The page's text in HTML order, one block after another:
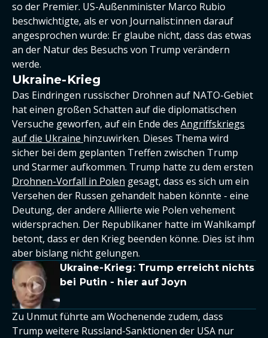
so der Premier. US-Außenminister Marco Rubio
beschwichtigte, als er von Journalist:innen darauf
angesprochen wurde: Er glaube nicht, dass das etwas
an der Natur des Besuchs von Trump verändern
werde.
Ukraine-Krieg
Das Eindringen russischer Drohnen auf NATO-Gebiet
hat einen großen Schatten auf die diplomatischen
Versuche geworfen, auf ein Ende des Angriffskriegs
auf die Ukraine hinzuwirken. Dieses Thema wird
sicher bei dem geplanten Treffen zwischen Trump
und Starmer aufkommen. Trump hatte zu dem ersten
Drohnen-Vorfall in Polen gesagt, dass es sich um ein
Versehen der Russen gehandelt haben könnte - eine
Deutung, der andere Alliierte wie Polen vehement
widersprachen. Der Republikaner hatte im Wahlkampf
betont, dass er den Krieg beenden könne. Dies ist ihm
aber bislang nicht gelungen.
Ukraine-Krieg: Trump erreicht nichts
bei Putin - hier auf Joyn
Zu Unmut führte am Wochenende zudem, dass
Trump weitere Russland-Sanktionen der USA nur